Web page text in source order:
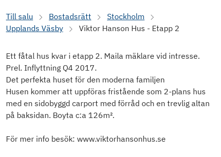
Till salu Bostadsrätt
Stockholm
Upplands Väsby
Viktor Hanson Hus - Etapp 2
Ett fåtal hus kvar i etapp 2. Maila mäklare vid intresse.
Prel. Inflyttning Q4 2017.
Det perfekta huset för den moderna familjen
Husen kommer att uppföras fristående som 2-plans hus
med en sidobyggd carport med förråd och en trevlig altan
på baksidan. Boyta c:a 126m².
För mer info besök: www.viktorhansonhus.se